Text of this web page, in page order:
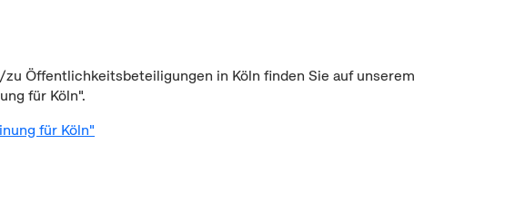
Öffentlichkeitsbeteiligungen in Köln finden Sie auf unserem
für Köln".
für Köln"